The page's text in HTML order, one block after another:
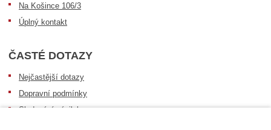
Na Košince 106/3
Úplný kontakt
ČASTÉ DOTAZY
Nejčastější dotazy
Dopravní podmínky
Sledování zásilek